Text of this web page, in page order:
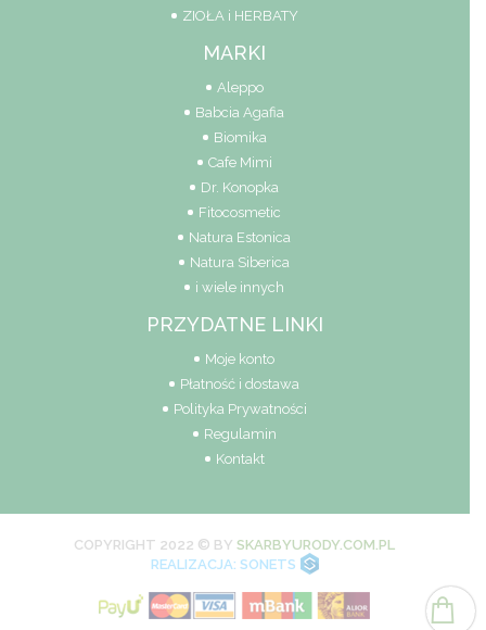
ZIOŁA i HERBATY
MARKI
Aleppo
Babcia Agafia
Biomika
Cafe Mimi
Dr. Konopka
Fitocosmetic
Natura Estonica
Natura Siberica
i wiele innych
PRZYDATNE LINKI
Moje konto
Płatność i dostawa
Polityka Prywatności
Regulamin
Kontakt
COPYRIGHT 2022 © BYSKARBYURODY.COM.PL
REALIZACJA: SONETS